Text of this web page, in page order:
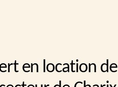
en location de